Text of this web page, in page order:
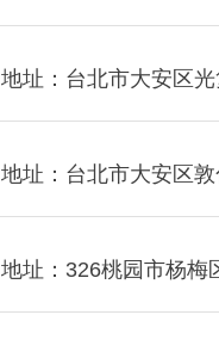
地址：台北市大安区
地址：台北市大安区
地址：326桃园市杨梅